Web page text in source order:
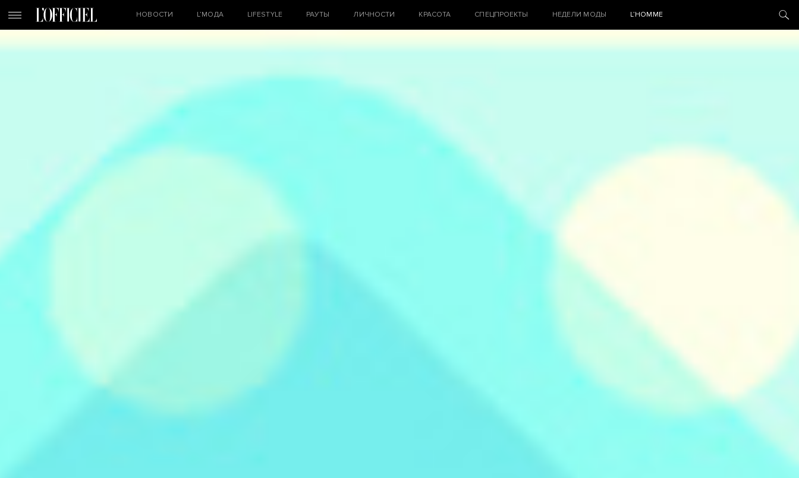
НОВОСТИ L’МОДА LIFESTYLE РАУТЫ ЛИЧНОСТИ КРАСОТА СПЕЦПРОЕКТЫ НЕДЕЛИ МОДЫ L’HOMME